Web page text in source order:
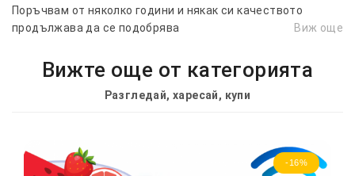
Поръчвам от няколко години и някак си качеството
продължава да се подобрява
Виж още
Вижте още от категорията
Разгледай, харесай, купи
-16%